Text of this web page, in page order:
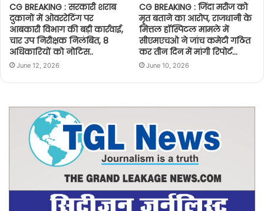
CG BREAKING : सरकारी शराब
दुकानों में ओवररेटिंग पर
आबकारी विभाग की बड़ी कार्रवाई,
चार उप निरीक्षक निलंबित, 8
अधिकारियों को नोटिस..
June 12, 2026
CG BREAKING : जिंदा मरीज को
मृत बताने का आरोप, राजधानी के
मित्तल हॉस्पिटल मामले में
सीएमएचओ ने जांच कमेटी गठित
कर तीन दिन में मांगी रिपोर्ट…
June 10, 2026